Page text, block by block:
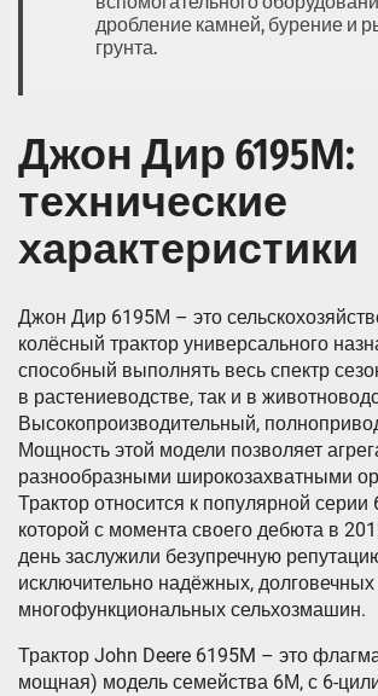
дробление камней, бурение и
грунта.
Джон Дир 6195М:
технические
характеристики
Джон Дир 6195М – это
колёсный трактор универсального
способный выполнять весь спектр
в растениеводстве, так и в
Высокопроизводительный,
Мощность этой модели позволяет
разнообразными широкозахватными
Трактор относится к популярной серии
которой с момента своего дебюта в
день заслужили безупречную
исключительно надёжных, долговечных
многофункциональных сельхозмашин.
Трактор John Deere 6195M – это
мощная) модель семейства 6М, с 6-